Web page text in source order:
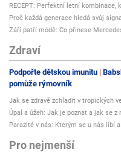
RECEPT: Perfektní letní
Proč každá generace hledá svůj
Září patří módě: Co přinese
Zdraví
Podpořte dětskou imunitu
pomůže rýmovník
Jak se zdravě zchladit v tropických
Úpal a úžeh: Jak je poznat a jak se z
Parazité v nás: Kterým se u nás líbí
Pro nejmenší